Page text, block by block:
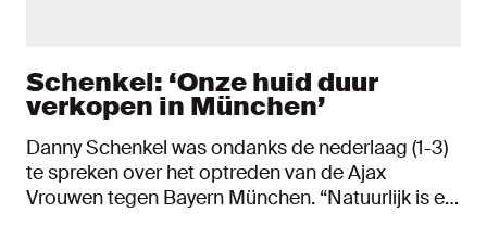
Schenkel: ‘Onze huid duur
verkopen in München’
Danny Schenkel was ondanks de nederlaag (1-3)
te spreken over het optreden van de Ajax
Vrouwen tegen Bayern München. “Natuurlijk is er